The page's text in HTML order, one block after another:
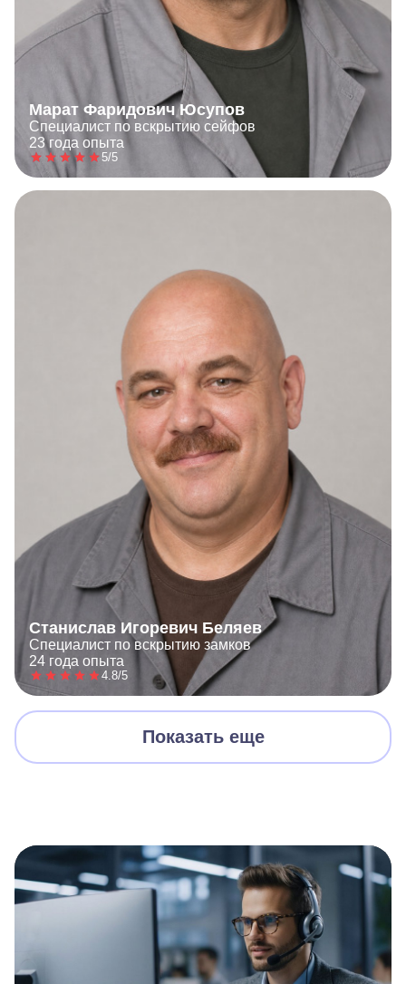
Марат Фаридович Юсупов
Специалист по вскрытию сейфов
23 года опыта
5/5
Станислав Игоревич Беляев
Специалист по вскрытию замков
24 года опыта
4.8/5
Показать еще